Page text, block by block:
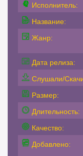
Исполнитель:
Название:
Жанр:
Дата релиза:
Слушали/
Размер:
Длительность:
Качество:
Добавлено: